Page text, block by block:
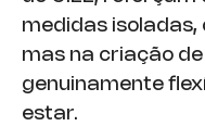
medidas isoladas,
mas na criação
genuinamente
estar.